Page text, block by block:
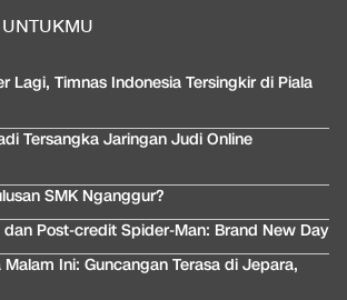
Lagi, Timnas Indonesia Tersingkir di Piala
Tersangka Jaringan Judi Online
SMK Nganggur?
dan Post-credit Spider-Man: Brand New Day
Ini: Guncangan Terasa di Jepara,